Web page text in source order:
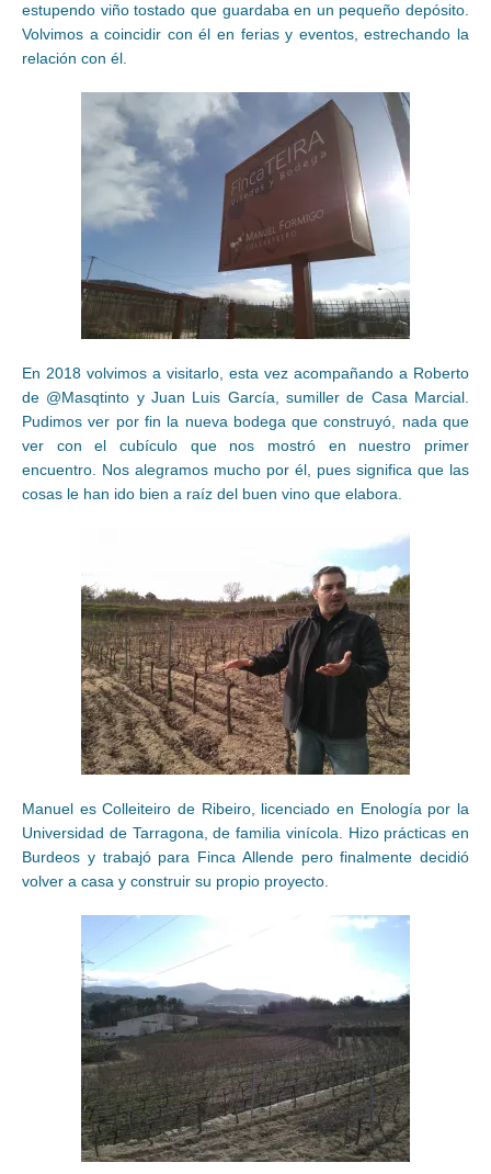
estupendo viño tostado que guardaba en un pequeño depósito.
Volvimos a coincidir con él en ferias y eventos, estrechando la
relación con él.
En 2018 volvimos a visitarlo, esta vez acompañando a Roberto
de @Masqtinto y Juan Luis García, sumiller de Casa Marcial.
Pudimos ver por fin la nueva bodega que construyó, nada que
ver con el cubículo que nos mostró en nuestro primer
encuentro. Nos alegramos mucho por él, pues significa que las
cosas le han ido bien a raíz del buen vino que elabora.
Manuel es Colleiteiro de Ribeiro, licenciado en Enología por la
Universidad de Tarragona, de familia vinícola. Hizo prácticas en
Burdeos y trabajó para Finca Allende pero finalmente decidió
volver a casa y construir su propio proyecto.